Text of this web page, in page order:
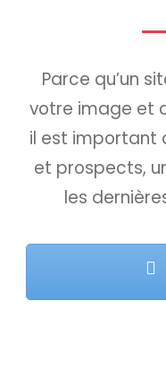
Parce qu’un
votre image et
il est important
et prospects,
les